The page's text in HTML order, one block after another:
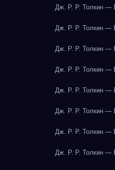
Дж. Р. Р. Толкин —
Дж. Р. Р. Толкин —
Дж. Р. Р. Толкин —
Дж. Р. Р. Толкин —
Дж. Р. Р. Толкин —
Дж. Р. Р. Толкин —
Дж. Р. Р. Толкин —
Дж. Р. Р. Толкин —